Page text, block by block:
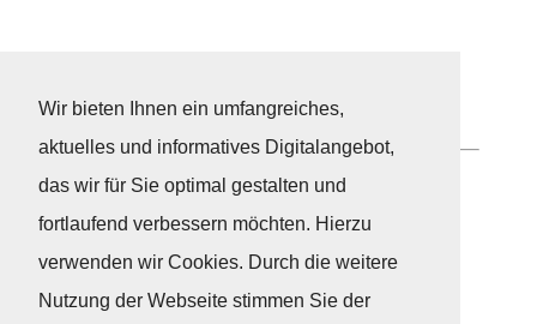
Wir bieten Ihnen ein umfangreiches,
aktuelles und informatives Digitalangebot,
das wir für Sie optimal gestalten und
fortlaufend verbessern möchten. Hierzu
verwenden wir Cookies. Durch die weitere
Nutzung der Webseite stimmen Sie der
Foto
www.nrv.de
Neuigkeiten